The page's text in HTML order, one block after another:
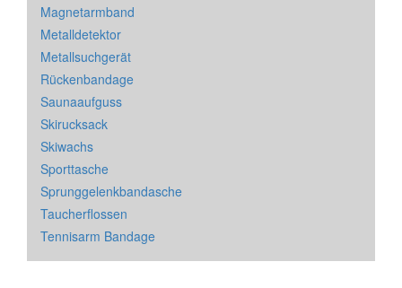
Magnetarmband
Metalldetektor
Metallsuchgerät
Rückenbandage
Saunaaufguss
Skirucksack
Skiwachs
Sporttasche
Sprunggelenkbandasche
Taucherflossen
Tennisarm Bandage